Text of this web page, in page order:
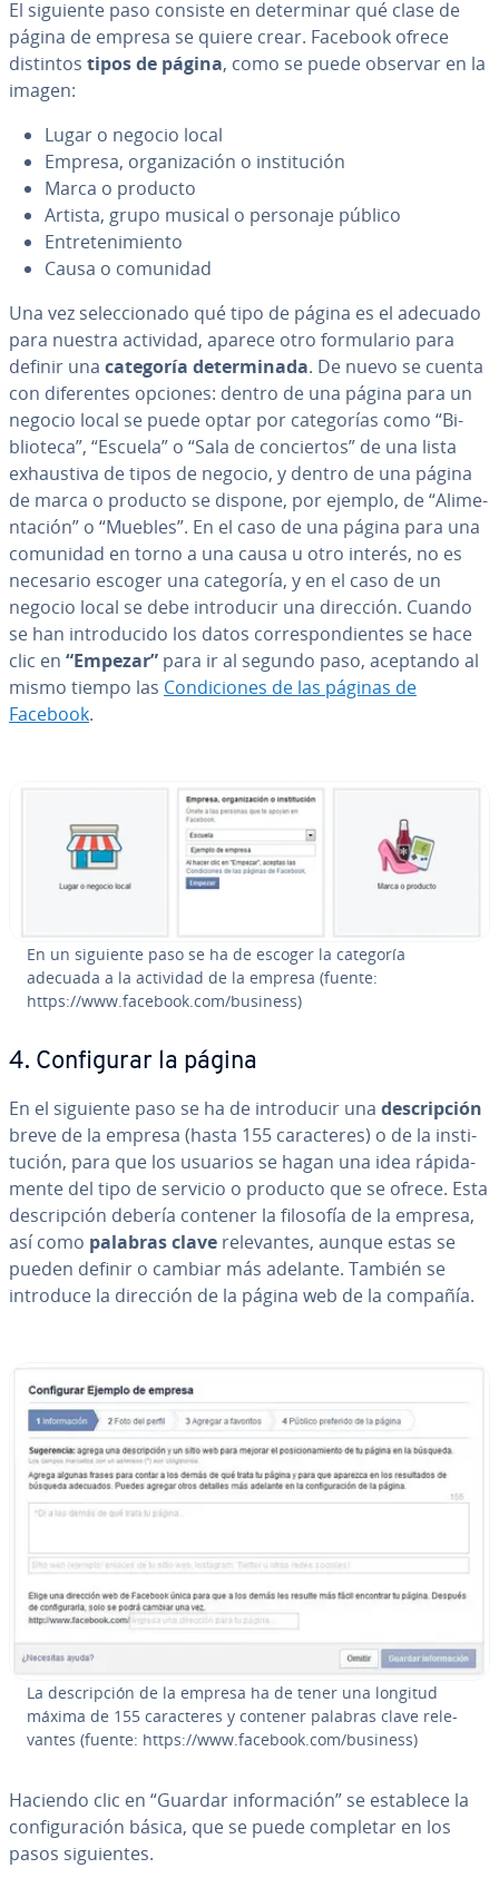
El siguiente paso consiste en de­te­r­mi­nar qué clase de
página de empresa se quiere crear. Facebook ofrece
distintos tipos de página, como se puede observar en la
imagen:
Lugar o negocio local
Empresa, or­ga­ni­za­ción o in­s­ti­tu­ción
Marca o producto
Artista, grupo musical o personaje público
En­tre­te­ni­mie­n­to
Causa o comunidad
Una vez se­le­c­cio­na­do qué tipo de página es el adecuado
para nuestra actividad, aparece otro fo­r­mu­la­rio para
definir una categoría de­te­r­mi­na­da. De nuevo se cuenta
con di­fe­re­n­tes opciones: dentro de una página para un
negocio local se puede optar por ca­te­go­rías como “Bi­
blio­te­ca”, “Escuela” o “Sala de co­n­cie­r­tos” de una lista
exhau­s­ti­va de tipos de negocio, y dentro de una página
de marca o producto se dispone, por ejemplo, de “Ali­me­
n­ta­ción” o “Muebles”. En el caso de una página para una
comunidad en torno a una causa u otro interés, no es
necesario escoger una categoría, y en el caso de un
negocio local se debe in­tro­du­cir una dirección. Cuando
se han in­tro­du­ci­do los datos co­rre­s­po­n­die­n­tes se hace
clic en “Empezar” para ir al segundo paso, aceptando al
mismo tiempo las Co­n­di­cio­nes de las páginas de
Facebook.
En un siguiente paso se ha de escoger la categoría
adecuada a la actividad de la empresa (fuente:
https://www.facebook.com/business)
4. Co­n­fi­gu­rar la página
En el siguiente paso se ha de in­tro­du­cir una de­s­cri­p­ción
breve de la empresa (hasta 155 ca­ra­c­te­res) o de la in­s­ti­
tu­ción, para que los usuarios se hagan una idea rá­pi­da­
me­n­te del tipo de servicio o producto que se ofrece. Esta
de­s­cri­p­ción debería contener la filosofía de la empresa,
así como palabras clave re­le­va­n­tes, aunque estas se
pueden definir o cambiar más adelante. También se
introduce la dirección de la página web de la compañía.
La de­s­cri­p­ción de la empresa ha de tener una longitud
máxima de 155 ca­ra­c­te­res y contener palabras clave re­le­
va­n­tes (fuente: https://www.facebook.com/business)
Haciendo clic en “Guardar in­fo­r­ma­ción” se establece la
co­n­fi­gu­ra­ción básica, que se puede completar en los
pasos si­guie­n­tes.